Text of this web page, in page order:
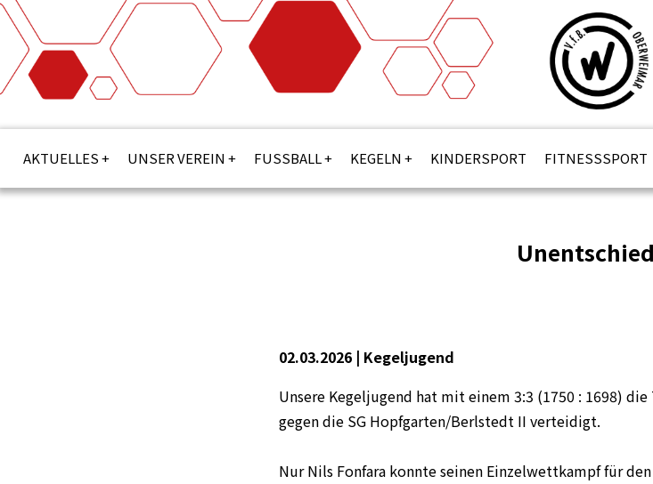
AKTUELLES UNSER VEREIN FUSSBALL KEGELN KINDERSPORT FITNESSSPORT
02.03.2026 | Kegeljugend
Unsere Kegeljugend hat mit einem 3:3 (1750 : 1698)
gegen die SG Hopfgarten/Berlstedt II verteidigt.
Nur Nils Fonfara konnte seinen Einzelwettkampf für